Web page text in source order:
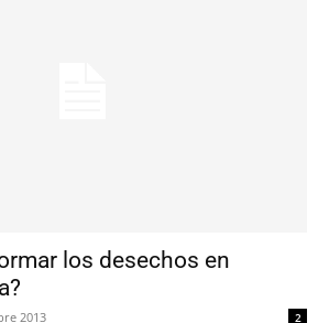
los desechos en
2013 2